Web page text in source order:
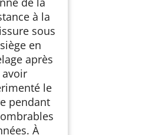
à la
sous
en
après
avoir
le
pendant
À